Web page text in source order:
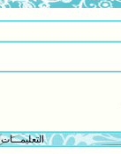
التعليمـــات